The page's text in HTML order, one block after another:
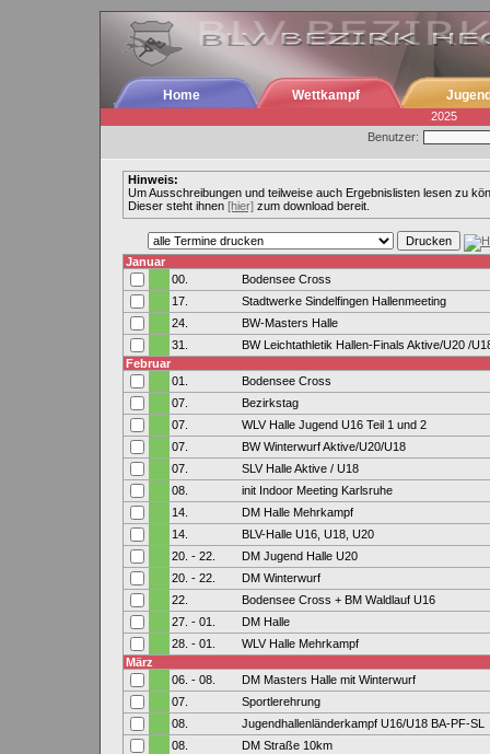
Home Wettkampf
2025
Benutzer:
Hinweis:
Um Ausschreibungen und teilweise auch Ergebnislisten lesen zu
Dieser steht ihnen [hier]zum download bereit.
Januar
00.
Bodensee Cross
17.
Stadtwerke Sindelfingen Hallenmeeting
24.
BW-Masters Halle
31.
BW Leichtathletik Hallen-Finals Aktive/U20 /
Februar
01.
Bodensee Cross
07.
Bezirkstag
07.
WLV Halle Jugend U16 Teil 1 und 2
07.
BW Winterwurf Aktive/U20/U18
07.
SLV Halle Aktive / U18
08.
init Indoor Meeting Karlsruhe
14.
DM Halle Mehrkampf
14.
BLV-Halle U16, U18, U20
20. - 22.
DM Jugend Halle U20
20. - 22.
DM Winterwurf
22.
Bodensee Cross + BM Waldlauf U16
27. - 01.
DM Halle
28. - 01.
WLV Halle Mehrkampf
März
06. - 08.
DM Masters Halle mit Winterwurf
07.
Sportlerehrung
08.
Jugendhallenländerkampf U16/U18 BA-PF-SL
08.
DM Straße 10km